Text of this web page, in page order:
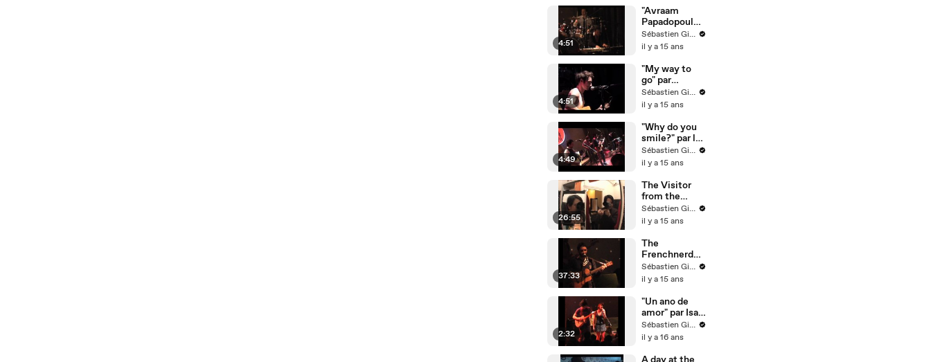
4:51
"Avraam
Papadopoulos
" par les
Lovely Rita
Sébastien Girard
il y a 15 ans
4:51
"My way to
go" par
Florent Dorin
Sébastien Girard
il y a 15 ans
4:49
"Why do you
smile?" par les
Lovely RitaSébastien Girard
il y a 15 ans
26:55
The Visitor
from the
future -
shooting
Sébastien Girard
il y a 15 ans
37:33
The
Frenchnerd
Party
Sébastien Girard
il y a 15 ans
2:32
"Un ano de
amor" par Isa
et Raph
Sébastien Girard
il y a 16 ans